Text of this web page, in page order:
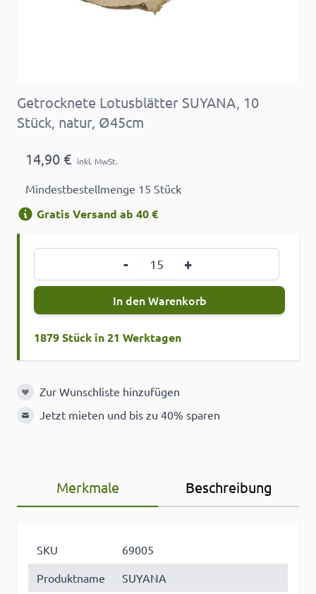
Getrocknete Lotusblätter SUYANA, 10
Stück, natur, Ø45cm
14,90 € inkl. MwSt.
Mindestbestellmenge 15 Stück
Gratis Versand ab 40 €
- +
In den Warenkorb
1879 Stück in 21 Werktagen
Zur Wunschliste hinzufügen
Zur Wunschliste hinzufügen
Jetzt mieten und bis zu 40% sparen
Merkmale Beschreibung
SKU
69005
Produktname
SUYANA